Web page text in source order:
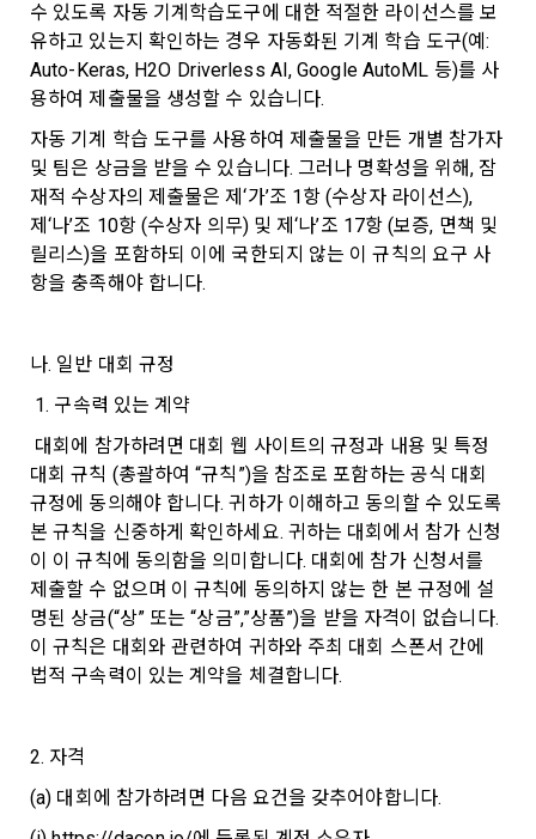
소셜 계정으로 로그인
구글 로그인
로그인 하시려면 아래 이메일로 인증이 필요합니다. 이메일을 다
시 보내시겠습니까?
데이콘 회원가입을 환영합니다. 메일 인증은 데이콘 회원가입
을 위한 필수 절차입니다. 아래 이메일을 인증하여 회원가입 절
차를 완료하여 주시기 바랍니다.
3. "개인회원"이라 함은 서비스를 이용하기 위하여 이 약관에 동
의하고 "회사"와 이용 계약을 체결한 개인을 말한다.
4. “인재회원”이라 함은 “데이콘 인재풀 서비스”를 이용하기 위
하여 본인의 개인정보와 프로젝트, 코드 등을 공유한 자로서, 채
용 의뢰 “기업회원”에게 개인정보, 프로젝트, 코드 등을 제공하
는 것에 동의한 “개인회원”을 말한다.
5. “기업회원”이라 함은 “회사”에 대회의 주최를 의뢰하거나, 채
용 의뢰 서비스 등을 이용하기 위해 “회사”와 일정 계약을 한 개
인 또는 법인을 말한다.
6. “해커톤”이라 함은 “회사”가 “사이트”에 출제한 문제에 “개인
7. “대회"라 함은 “기업회원”이 인력을 채용하거나 또는 솔루션
을 크라우드소싱하기 위하여 “회사"에 의뢰하는 경연대회 또는
해커톤, AI해커톤, AI경진대회 등을 말한다.
8. “교육”이라 함은 “회사”가  제공하는 교육컨텐츠를 포함한 온
라인/오프라인 교육서비스를 말한다.
9. "아이디"라 함은 회원의 식별과 회원의 서비스 이용을 위하여
"회원"이 가입 시 사용한 이메일 주소를 말한다.
10. "비밀번호"라 함은 "회사"의 서비스를 이용하려는 사람이 아
이디를 부여받은 자와 동일인임을 확인하고 "회원"의 권익을 보
호하기 위하여 "회원"이 선정한 문자와 숫자의 조합 또는 이와
동일한 용도로 쓰이는 “사이트”에서 자동 생성된 인증코드를 말
한다.
제 3 조 (효력의 발생 및 변경)
본 약관은 온라인을 통하여 “회원”에게 공시함으로써 효력을 발
이전 이용약관 보러가기 >
합니다.
개인정보 침해사고가 발생하는 경우, 추가적인 피해를 예방하고
이미 발생한 피해를 복구하기 위해 누구에게 연락하여 어떤 도
움을 받을 수 있는지 알려 드립니다.
그 무엇보다도, 개인정보와 관련하여 데이콘과 이용자 간의 권
리 및 의무 관계를 규정하여 이용자의 ‘개인정보자기결정권’을
보장하는 수단이 됩니다.
데이콘 주식회사(이하 “회사”)는 다음 목적을 위하여 개인정보
를 수집하고 있으며, 다음 목적 이외의 용도로는 수집한 개인정
1) 회원관리
회원제 서비스 이용에 따른 본인확인, 본인의 의사확인, 고객문
의에 대한 응답, 새로운 정보의 소개 및 고지사항 전달
2) 서비스 제공에 관한 계약 이행 및 서비스 제공에 따른 요금정
산
방지와 비인가 사용방지
단, 할인, 이벤트 및 이용자 맞춤형 상품 추천 등의 마케팅 정보
안내 서비스가 제한됩니다.
DACON에서 제공하는 마케팅 정보를 원하지 않을 경우 ‘홈>계
정관리 페이지의 하단 마케팅(대회 진행, 교육 등) 정보 수신 동
의(선택)’에서 철회를 요청할 수 있습니다.
또한 향후 마케팅 활용에 새롭게 동의하고자 하는 경우에는 ‘홈>
계정관리 페이지의 하단 마케팅(대회 진행, 교육 등) 정보 수신
동의(선택)’에서 동의하실 수 있습니다.
2021.05.25
이용약관
개인정보 처리방침
대회 주최 문의
교육 문의
데이콘 서비스 소개
데이콘 채용
한국어
통신판매업 신고번호: 제 2021-서울영등포-1704호
서울특별시 영등포구 은행로 3 익스콘벤처타워 901호
이메일
dacon@dacon.io| 전화번호: 070-4102-0545
수 있도록 자동 기계학습도구에 대한 적절한 라이선스를 보
유하고 있는지 확인하는 경우 자동화된 기계 학습 도구(예:
Auto-Keras, H2O Driverless AI, Google AutoML 등)를 사
용하여 제출물을 생성할 수 있습니다.
자동 기계 학습 도구를 사용하여 제출물을 만든 개별 참가자
및 팀은 상금을 받을 수 있습니다. 그러나 명확성을 위해, 잠
재적 수상자의 제출물은 제‘가’조 1항 (수상자 라이선스),
제‘나’조 10항 (수상자 의무) 및 제‘나’조 17항 (보증, 면책 및
릴리스)을 포함하되 이에 국한되지 않는 이 규칙의 요구 사
항을 충족해야 합니다.
나. 일반 대회 규정
1. 구속력 있는 계약
대회에 참가하려면 대회 웹 사이트의 규정과 내용 및 특정
대회 규칙 (총괄하여 “규칙”)을 참조로 포함하는 공식 대회
규정에 동의해야 합니다. 귀하가 이해하고 동의할 수 있도록
본 규칙을 신중하게 확인하세요. 귀하는 대회에서 참가 신청
이 이 규칙에 동의함을 의미합니다. 대회에 참가 신청서를
제출할 수 없으며 이 규칙에 동의하지 않는 한 본 규정에 설
명된 상금(“상” 또는 “상금”,”상품”)을 받을 자격이 없습니다.
이 규칙은 대회와 관련하여 귀하와 주최 대회 스폰서 간에
법적 구속력이 있는 계약을 체결합니다.
2. 자격
(a) 대회에 참가하려면 다음 요건을 갖추어야합니다.